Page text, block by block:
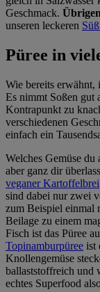
Geschmack.
unseren leckeren
Püree in
Wie bereits erwähnt,
Es nimmt Soßen gut
Kontrapunkt zu
verschiedenen
einfach ein
Welches Gemüse
aber ganz dir
veganer Kartoffelbrei
sind dabei nur zwei
zum Beispiel einmal
Beilage zu einem
Fisch ist das Püree
Topinamburpüree ist
Knollengemüse
ballaststoffreich und
echtes Superfood